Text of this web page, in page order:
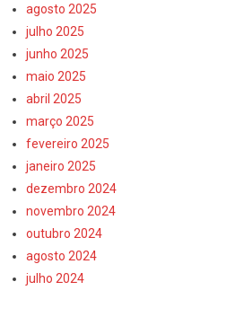
agosto 2025
julho 2025
junho 2025
maio 2025
abril 2025
março 2025
fevereiro 2025
janeiro 2025
dezembro 2024
novembro 2024
outubro 2024
agosto 2024
julho 2024